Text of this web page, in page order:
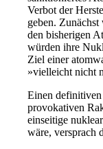
Verbot der
geben.
den bisherigen
würden ihre
Ziel einer
»vielleicht nicht
Einen
provokativen
einseitige
wäre, versprach